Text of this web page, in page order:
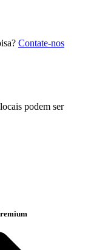
Contate-nos
podem ser